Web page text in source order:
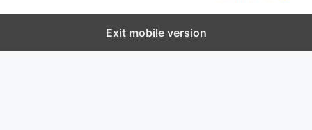
Exit mobile version